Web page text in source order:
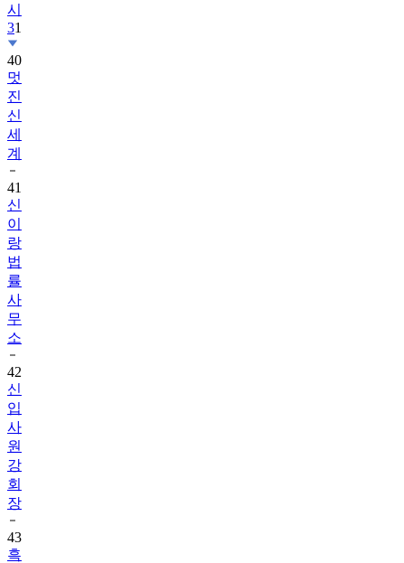
시
31
40
멋
진
신
세
계
41
신
이
랑
법
률
사
무
소
42
신
입
사
원
강
회
장
43
흑